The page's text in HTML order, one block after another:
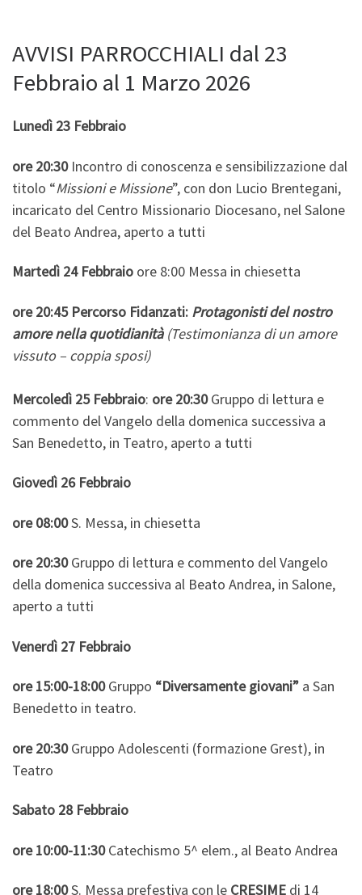
AVVISI PARROCCHIALI dal 23
Febbraio al 1 Marzo 2026
Lunedì 23 Febbraio
ore 20:30 Incontro di conoscenza e sensibilizzazione dal
titolo “Missioni e Missione”, con don Lucio Brentegani,
incaricato del Centro Missionario Diocesano, nel Salone
del Beato Andrea, aperto a tutti
Martedì 24 Febbraio ore 8:00 Messa in chiesetta
ore 20:45 Percorso Fidanzati: Protagonisti del nostro
amore nella quotidianità(Testimonianza di un amore
vissuto – coppia sposi)
Mercoledì 25 Febbraio: ore 20:30Gruppo di lettura e
commento del Vangelo della domenica successiva a
San Benedetto, in Teatro, aperto a tutti
Giovedì 26 Febbraio
ore 08:00S. Messa, in chiesetta
ore 20:30Gruppo di lettura e commento del Vangelo
della domenica successiva al Beato Andrea, in Salone,
aperto a tutti
Venerdì 27 Febbraio
ore 15:00-18:00Gruppo “Diversamente giovani” a San
Benedetto in teatro.
ore 20:30Gruppo Adolescenti (formazione Grest), in
Teatro
Sabato 28 Febbraio
ore 10:00-11:30Catechismo 5^ elem., al Beato Andrea
ore 18:00S. Messa prefestiva con le CRESIME di 14